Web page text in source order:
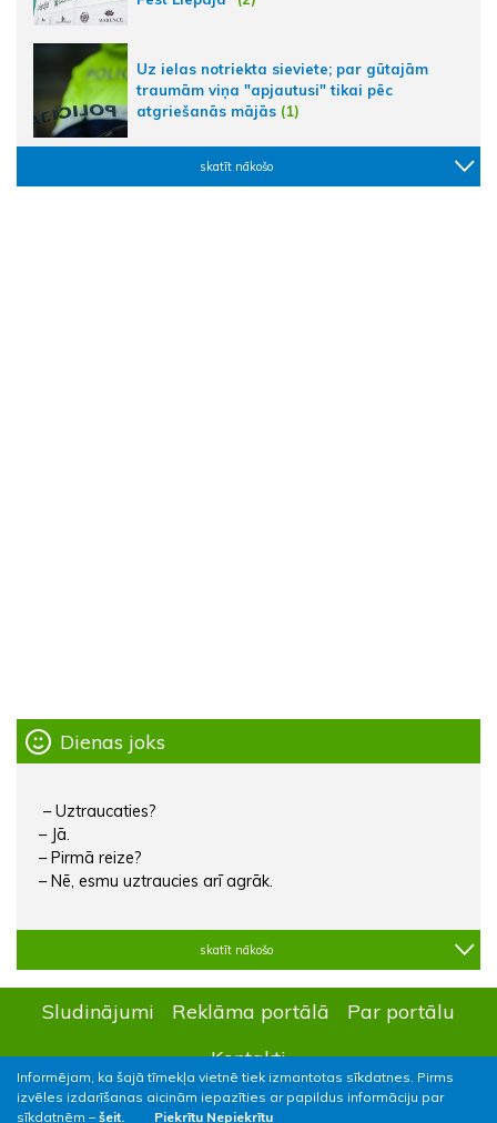
Informējam, ka šajā tīmekļa vietnē tiek izmantotas sīkdatnes. Pirms
izvēles izdarīšanas aicinām iepazīties ar papildus informāciju par
sīkdatnēm – šeit. Piekrītu Nepiekrītu
Uz ielas notriekta sieviete; par gūtajām
traumām viņa "apjautusi" tikai pēc
atgriešanās mājās (1)
skatīt nākošo
Dienas joks
– Uztraucaties?
– Jā.
– Pirmā reize?
– Nē, esmu uztraucies arī agrāk.
skatīt nākošo
Sludinājumi Reklāma portālā
Par portālu
Kontakti